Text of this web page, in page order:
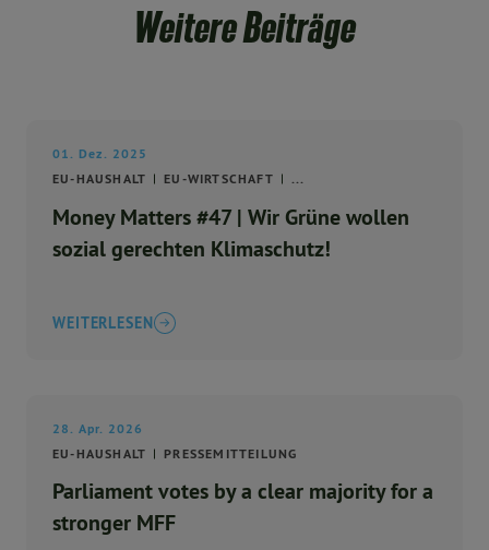
Weitere Beiträge
01. Dez. 2025
EU-HAUSHALT
EU-WIRTSCHAFT ...
Money Matters #47 | Wir Grüne wollen
sozial gerechten Klimaschutz!
WEITERLESEN
28. Apr. 2026
EU-HAUSHALT
PRESSEMITTEILUNG
Parliament votes by a clear majority for a
stronger MFF